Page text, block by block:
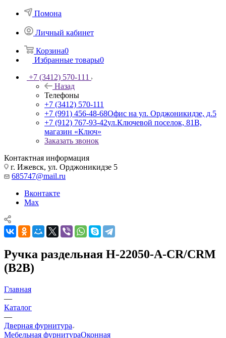
Помона
Личный кабинет
Корзина0
Избранные товары0
+7 (3412) 570-111
Назад
Телефоны
+7 (3412) 570-111
+7 (991) 456-48-68Офис на ул. Орджоникидзе, д.5
+7 (912) 767-93-42ул.Ключевой поселок, 81В,
магазин «Ключ»
Заказать звонок
Контактная информация
г. Ижевск, ул. Орджоникидзе 5
685747@mail.ru
Вконтакте
Max
Ручка раздельная Н-22050-A-CR/CRM
(B2B)
Главная
—
Каталог
—
Дверная фурнитура
Мебельная фурнитураОконная